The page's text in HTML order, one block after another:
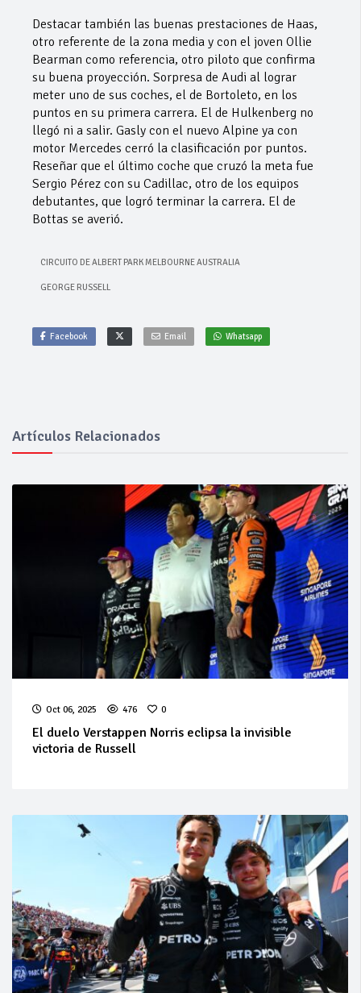
Destacar también las buenas prestaciones de Haas,
otro referente de la zona media y con el joven Ollie
Bearman como referencia, otro piloto que confirma
su buena proyección. Sorpresa de Audi al lograr
meter uno de sus coches, el de Bortoleto, en los
puntos en su primera carrera. El de Hulkenberg no
llegó ni a salir. Gasly con el nuevo Alpine ya con
motor Mercedes cerró la clasificación por puntos.
Reseñar que el último coche que cruzó la meta fue
Sergio Pérez con su Cadillac, otro de los equipos
debutantes, que logró terminar la carrera. El de
Bottas se averió.
CIRCUITO DE ALBERT PARK MELBOURNE AUSTRALIA
GEORGE RUSSELL
Facebook Email Whatsapp
Artículos Relacionados
Oct 06, 2025 476 0
El duelo Verstappen Norris eclipsa la invisible
victoria de Russell